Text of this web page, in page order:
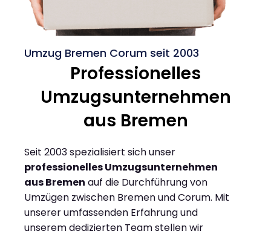
Umzug Bremen Corum seit 2003
Professionelles
Umzugsunternehmen
aus Bremen
Seit 2003 spezialisiert sich unser
professionelles Umzugsunternehmen
aus Bremen auf die Durchführung von
Umzügen zwischen Bremen und Corum. Mit
unserer umfassenden Erfahrung und
unserem dedizierten Team stellen wir